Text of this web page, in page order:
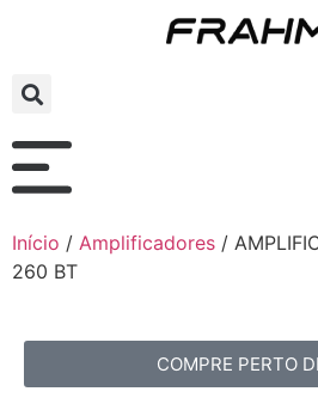
Início / Amplificadores /
260 BT
COMPRE PERTO